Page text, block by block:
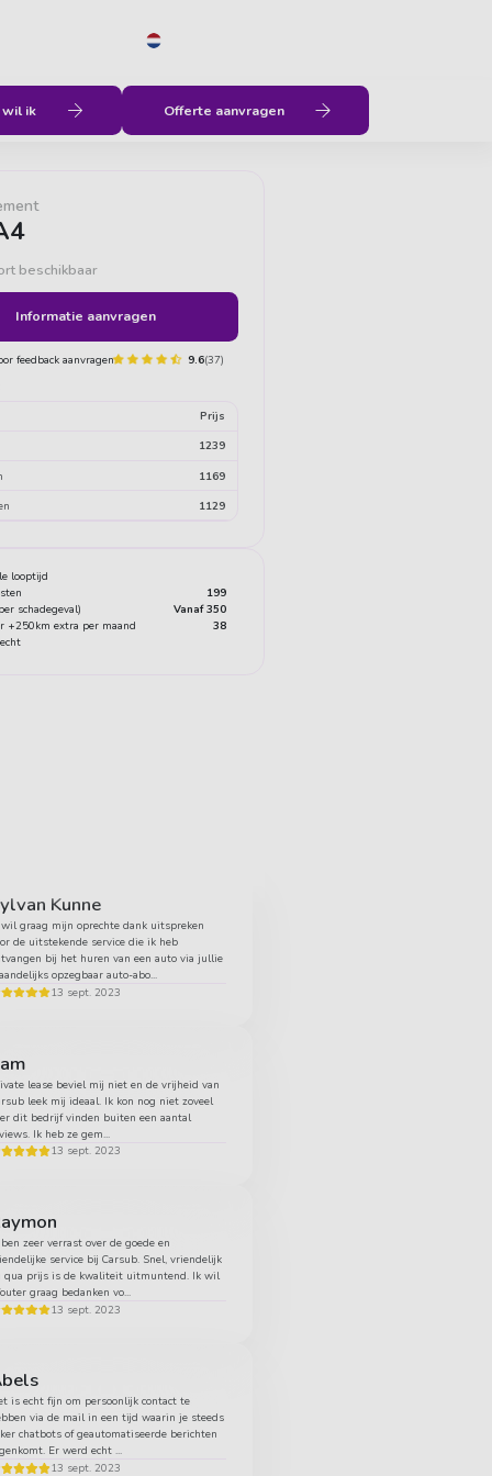
Geen verborgen kosten Vrijheid
beschikbaar
Informatie aanvragen
9.6(37)
Prijs
1239
1169
1129
looptijd
199
schadegeval)
Vanaf 350
+250km extra per maand
38
Kunne
wil graag mijn oprechte dank uitspreken
de uitstekende service die ik heb
bij het huren van een auto via jullie
opzegbaar auto-abo...
13 sept. 2023
lease beviel mij niet en de vrijheid van
leek mij ideaal. Ik kon nog niet zoveel
dit bedrijf vinden buiten een aantal
Ik heb ze gem...
13 sept. 2023
zeer verrast over de goede en
service bij Carsub. Snel, vriendelijk
qua prijs is de kwaliteit uitmuntend. Ik wil
graag bedanken vo...
13 sept. 2023
is echt fijn om persoonlijk contact te
via de mail in een tijd waarin je steeds
chatbots of geautomatiseerde berichten
Er werd echt ...
13 sept. 2023
wil ik Offerte aanvragen